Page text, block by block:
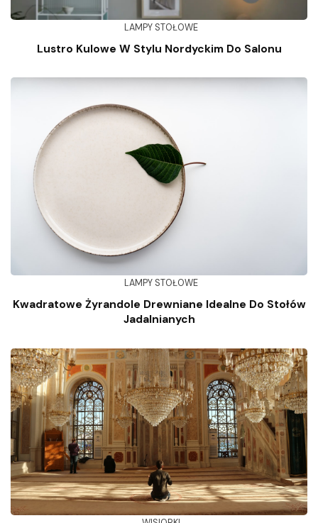
LAMPY STOŁOWE
Lustro Kulowe W Stylu Nordyckim Do Salonu
LAMPY STOŁOWE
Kwadratowe Żyrandole Drewniane Idealne Do Stołów
Jadalnianych